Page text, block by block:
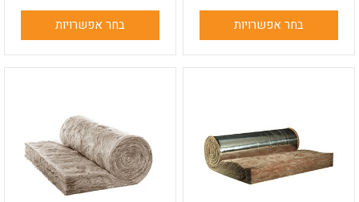
בחר אפשרויות בחר אפשרויות
סוגים.
ניתן
לבחור
מספר
סוגים.
ניתן
לבחור
את